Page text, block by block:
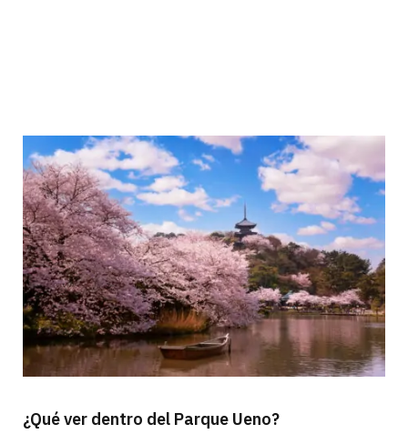
¿Qué ver dentro del Parque Ueno?